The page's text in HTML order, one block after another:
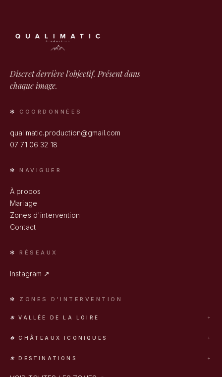
Discret derrière l'objectif. Présent dans
chaque image.
COORDONNÉES
qualimatic.production@gmail.com
07 71 06 32 18
NAVIGUER
À propos
Mariage
Zones d'intervention
Contact
RÉSEAUX
Instagram ↗
ZONES D'INTERVENTION
VALLÉE DE LA LOIRE
Orléans
CHÂTEAUX ICONIQUES
DESTINATIONS